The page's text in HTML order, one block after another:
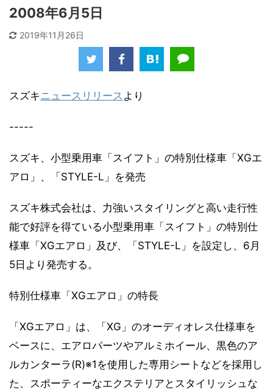
2008年6月5日
2019年11月26日
スズキニュースリリース より
-----
スズキ、小型乗用車「スイフト」の特別仕様車「XGエ
アロ」、「STYLE-L」を発売
スズキ株式会社は、力強いスタイリングと高い走行性
能で好評を得ている小型乗用車「スイフト」の特別仕
様車「XGエアロ」及び、「STYLE-L」を設定し、6月
5日より発売する。
特別仕様車「XGエアロ」の特長
「XGエアロ」は、「XG」のオーディオレス仕様車を
ベースに、エアロパーツやアルミホイール、黒色のア
ルカンターラ(R)※1を使用した専用シートなどを採用し
た、スポーティーなエクステリアとスタイリッシュな